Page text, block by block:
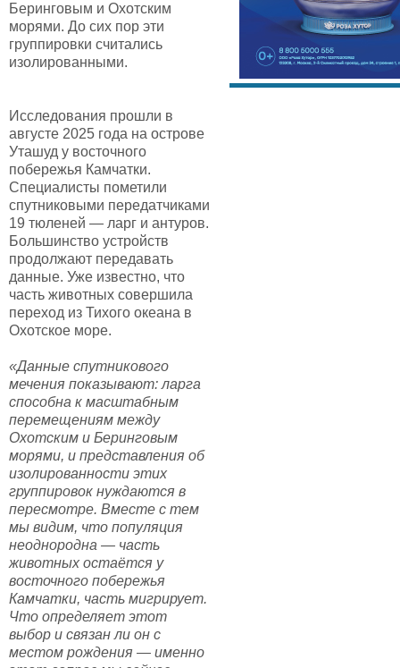
Беринговым и Охотским
морями. До сих пор эти
группировки считались
изолированными.
Исследования прошли в
августе 2025 года на острове
Уташуд у восточного
побережья Камчатки.
Специалисты пометили
спутниковыми передатчиками
19 тюленей — ларг и антуров.
Большинство устройств
продолжают передавать
данные. Уже известно, что
часть животных совершила
переход из Тихого океана в
Охотское море.
«Данные спутникового
мечения показывают: ларга
способна к масштабным
перемещениям между
Охотским и Беринговым
морями, и представления об
изолированности этих
группировок нуждаются в
пересмотре. Вместе с тем
мы видим, что популяция
неоднородна — часть
животных остаётся у
восточного побережья
Камчатки, часть мигрирует.
Что определяет этот
выбор и связан ли он с
местом рождения — именно